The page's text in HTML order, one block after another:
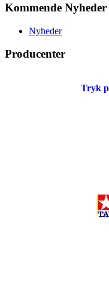
Kommende Nyheder
Nyheder
Producenter
Tryk